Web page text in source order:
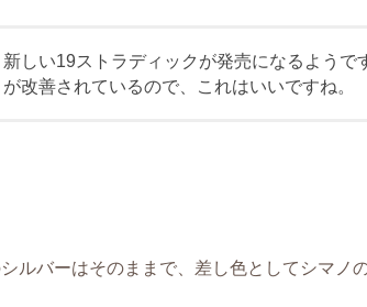
新しい19ストラディックが発売になるようで
が改善されているので、これはいいですね。
ルバーはそのままで、差し色としてシマノ